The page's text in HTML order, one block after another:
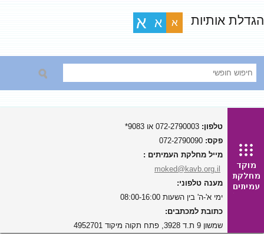
הגדלת אותיות א א א
טלפון:
פקס:
מייל מחלקת העמיתים :
moked@kavb.org.il
מענה טלפוני:
ימי א'-ה' בין השעות 08:00-16:00
כתובת למכתבים:
שמשון 9 ת.ד 3928, פתח תקוה מיקוד 4952701